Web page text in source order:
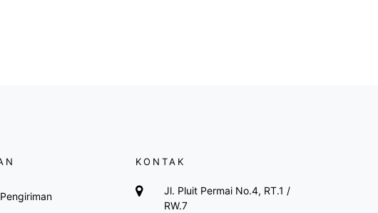
KONTAK
Jl. Pluit Permai No.4, RT.1 /
RW.7